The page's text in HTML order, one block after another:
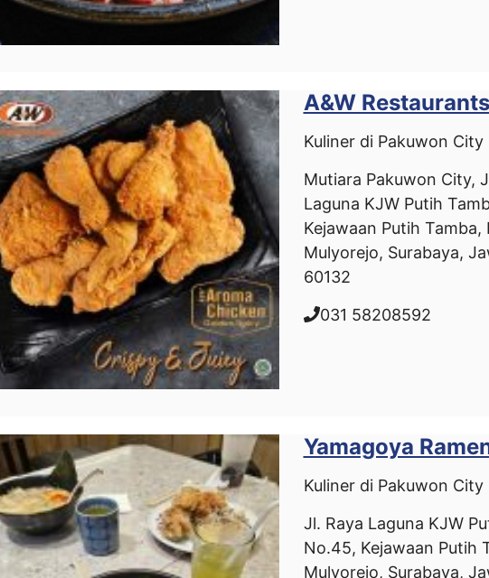
A&W Restaurants
Kuliner di Pakuwon City
Mutiara Pakuwon City,
Laguna KJW Putih
Kejawaan Putih Tamba,
Mulyorejo, Surabaya,
60132
031 58208592
Yamagoya
Kuliner di Pakuwon City
Jl. Raya Laguna KJW
No.45, Kejawaan Putih
Mulyorejo, Surabaya,